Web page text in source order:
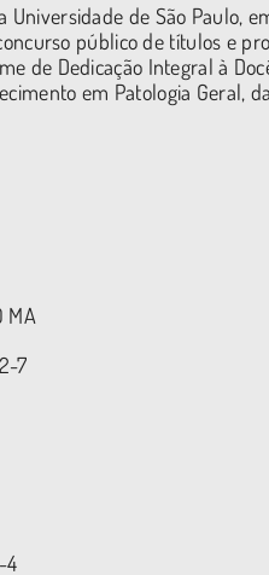
Universidade de São Paulo,
público de títulos e
de Dedicação Integral à
em Patologia Geral,
MA
7
4